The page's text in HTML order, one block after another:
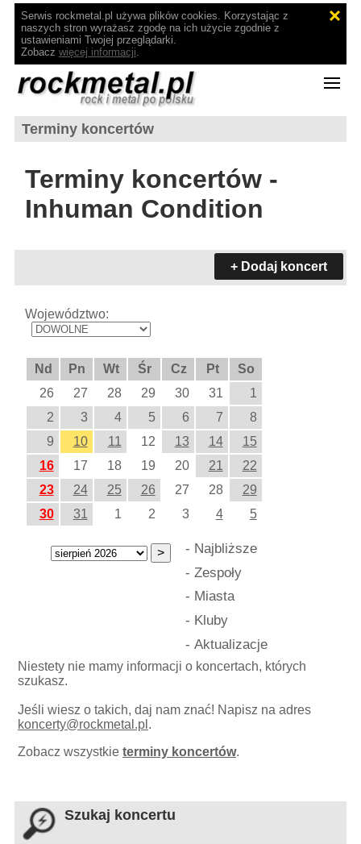
Serwis rockmetal.pl używa plików cookies. Korzystając z
naszych stron wyrażasz zgodę na ich użycie zgodnie z
ustawieniami Twojej przeglądarki.
Zobacz więcej informacji.
Terminy koncertów
Terminy koncertów -
Inhuman Condition
+ Dodaj koncert
Województwo:
Nd Pn Wt Śr Cz Pt
So
26
27 28 29 30 31
1
2
3 4 5 6 7
8
9
10 11 12 13 14
15
16
17 18 19 20 21
22
23
24 25 26 27 28
29
30
31 1 2 3 4 5
- Najbliższe
- Zespoły
- Miasta
- Kluby
- Aktualizacje
Niestety nie mamy informacji o koncertach, których
szukasz.
Jeśli wiesz o takich, daj nam znać! Napisz na adres
koncerty@rockmetal.pl .
Zobacz wszystkieterminy koncertów.
Szukaj koncertu